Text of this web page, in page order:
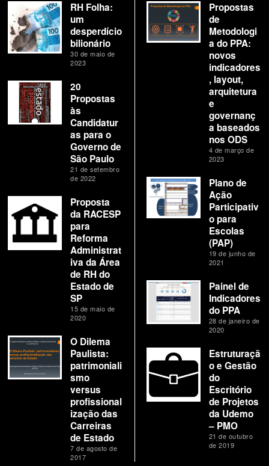
RH Folha:
um
desperdício
bilionário
30 de maio de
2023
20
Propostas
às
Candidatur
as para o
Governo de
São Paulo
21 de setembro
de 2022
Proposta
da RACESP
para
Reforma
Administrat
iva da Área
de RH do
Estado de
SP
15 de maio de
2020
O Dilema
Paulista:
patrimoniali
smo
versus
profissional
ização das
Carreiras
de Estado
7 de agosto de
2017
Propostas
de
Metodologi
a do PPA:
novos
indicadores
, layout,
arquitetura
e
governanç
a baseados
nos ODS
4 de março de
2023
Plano de
Ação
Participativ
o para
Escolas
(PAP)
19 de junho de
2021
Painel de
Indicadores
do PPA
28 de janeiro de
2020
Estruturaçã
o e Gestão
do
Escritório
de Projetos
da Udemo
– PMO
21 de outubro
de 2019